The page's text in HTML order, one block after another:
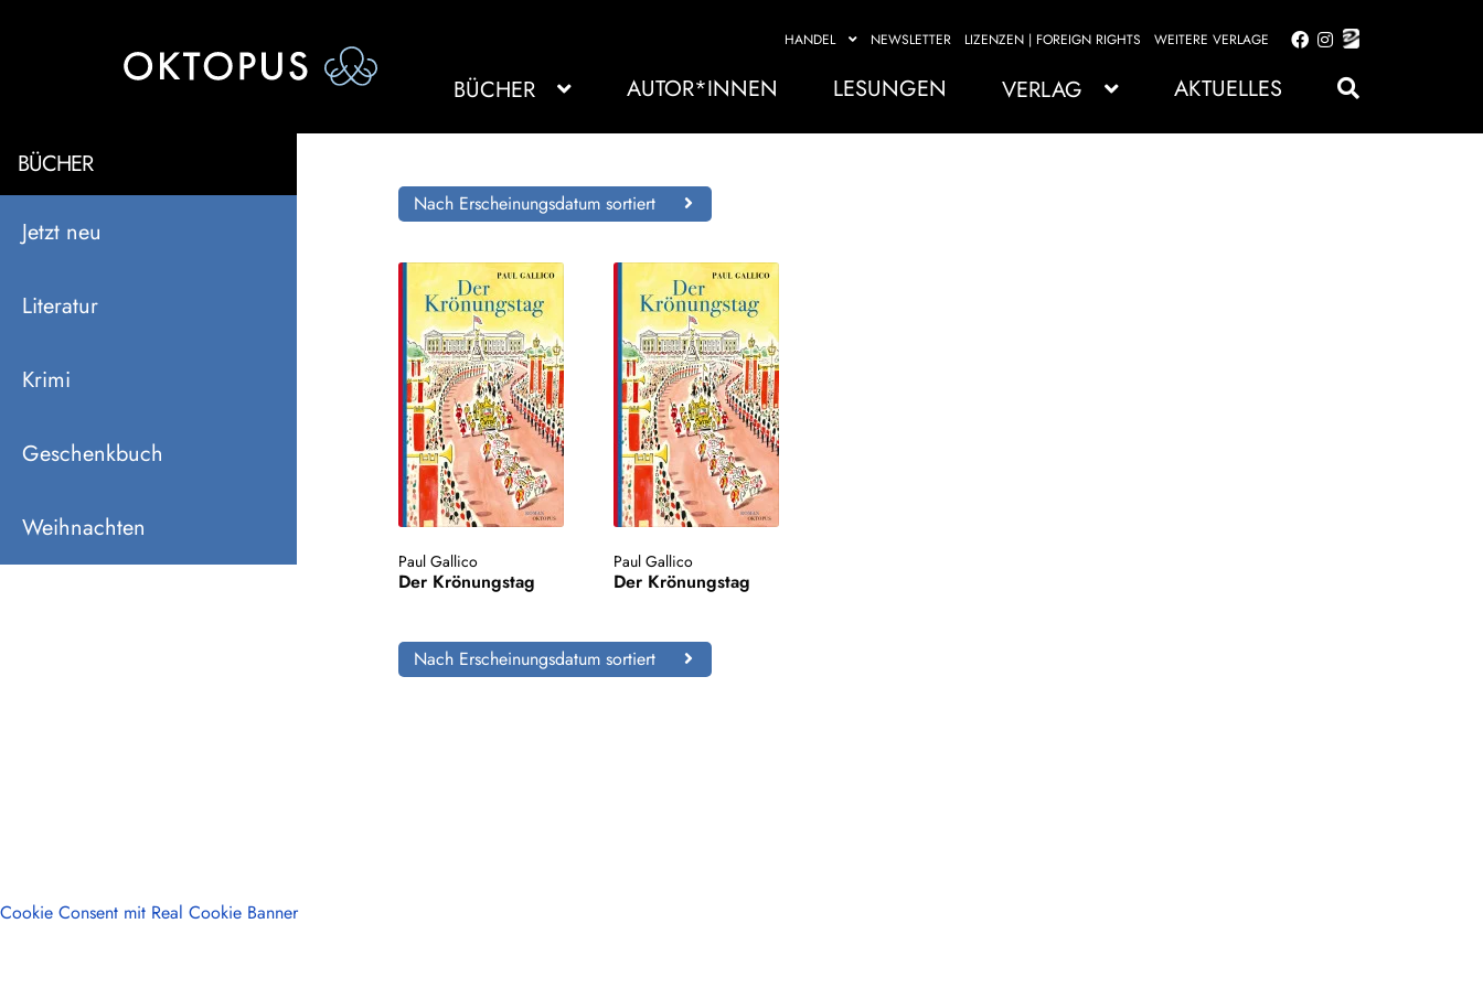
HANDEL NEWSLETTER LIZENZEN | FOREIGN RIGHTS WEITERE VERLAGE
Zur
springen
Zum
springen
BÜCHER AUTOR*INNEN LESUNGEN VERLAG AKTUELLES
BÜCHER
Jetzt neu
Literatur
Krimi
Geschenkbuch
Weihnachten
Nach Erscheinungsdatum sortiert
Paul Gallico
Der Krönungstag
Paul Gallico
Der Krönungstag
Nach Erscheinungsdatum sortiert
Cookie Consent mit Real Cookie Banner